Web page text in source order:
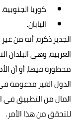
كوريا الجنوبية.
اليابان.
الجدير ذكره، أنه من
العربية، وهي البلدان
محظورة فيها، أو أن
الدول الغير مدعومة
المال من التطبيق في
للتحقق من هذا الأمر.